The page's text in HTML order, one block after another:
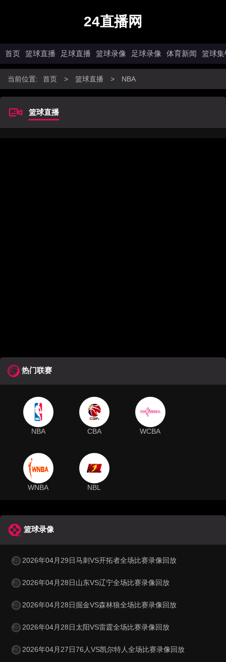
24直播网
首页 篮球直播 足球直播 篮球录像 足球录像 体育新闻 篮球集
当前位置: 首页 > 篮球直播 > NBA
篮球直播
热门联赛
NBA CBA WCBA
WNBA NBL
篮球录像
2026年04月29日马刺VS开拓者全场比赛录像回放
2026年04月28日山东VS辽宁全场比赛录像回放
2026年04月28日掘金VS森林狼全场比赛录像回放
2026年04月28日太阳VS雷霆全场比赛录像回放
2026年04月27日76人VS凯尔特人全场比赛录像回放